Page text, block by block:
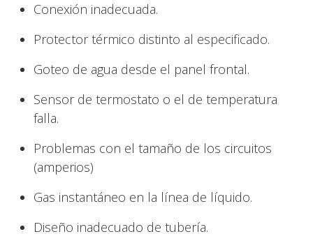
Conexión inadecuada.
Protector térmico distinto al especificado.
Goteo de agua desde el panel frontal.
Sensor de termostato o el de temperatura
falla.
Problemas con el tamaño de los circuitos
(amperios)
Gas instantáneo en la línea de líquido.
Diseño inadecuado de tubería.